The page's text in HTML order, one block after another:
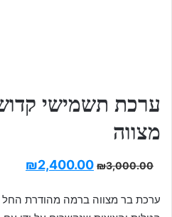
ערכת תשמישי
מצווה
₪3,000.00
₪2,400.00
ערכת בר מצווה ברמה מהודרת